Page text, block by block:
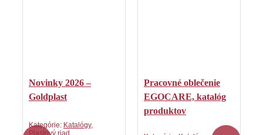
Novinky 2026 –
Goldplast
Kategórie: Katalógy,
Pracovné oblečenie
EGOCARE, katalóg
produktov